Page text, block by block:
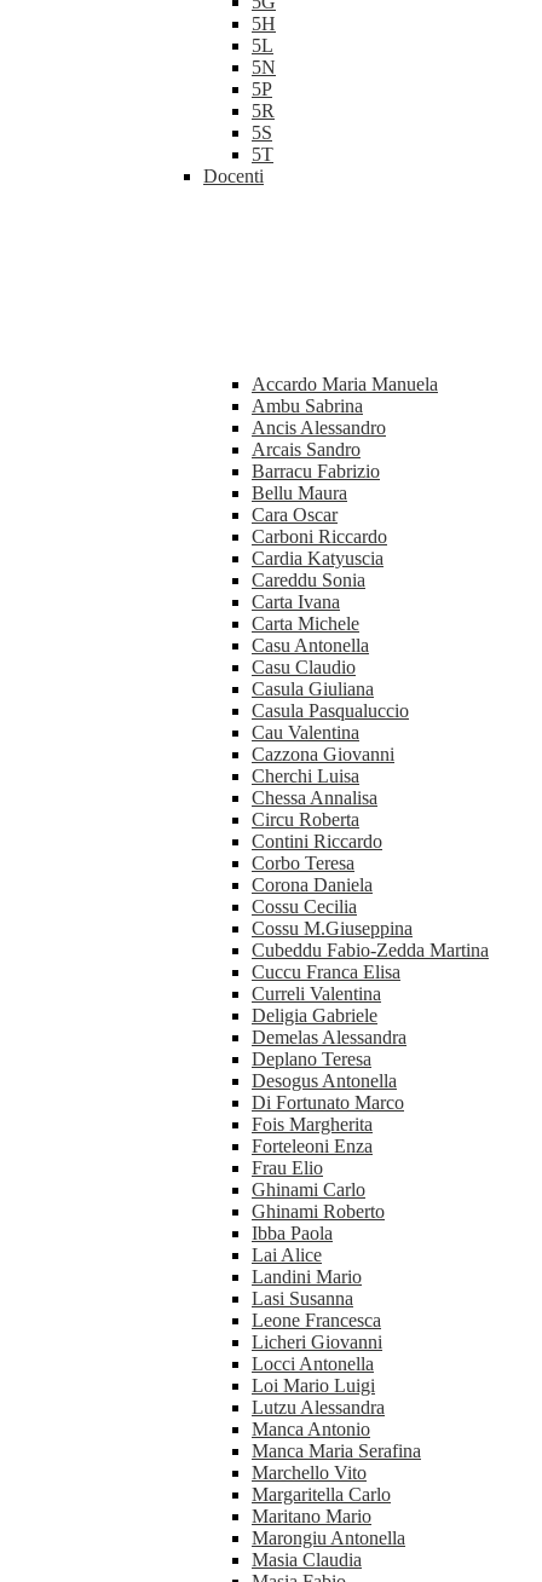
5H
5L
5N
5P
5R
5S
5T
Docenti
Accardo Maria Manuela
Ambu Sabrina
Ancis Alessandro
Arcais Sandro
Barracu Fabrizio
Bellu Maura
Cara Oscar
Carboni Riccardo
Cardia Katyuscia
Careddu Sonia
Carta Ivana
Carta Michele
Casu Antonella
Casu Claudio
Casula Giuliana
Casula Pasqualuccio
Cau Valentina
Cazzona Giovanni
Cherchi Luisa
Chessa Annalisa
Circu Roberta
Contini Riccardo
Corbo Teresa
Corona Daniela
Cossu Cecilia
Cossu M.Giuseppina
Cubeddu Fabio-Zedda Martina
Cuccu Franca Elisa
Curreli Valentina
Deligia Gabriele
Demelas Alessandra
Deplano Teresa
Desogus Antonella
Di Fortunato Marco
Fois Margherita
Forteleoni Enza
Frau Elio
Ghinami Carlo
Ghinami Roberto
Ibba Paola
Lai Alice
Landini Mario
Lasi Susanna
Leone Francesca
Licheri Giovanni
Locci Antonella
Loi Mario Luigi
Lutzu Alessandra
Manca Antonio
Manca Maria Serafina
Marchello Vito
Margaritella Carlo
Maritano Mario
Marongiu Antonella
Masia Claudia